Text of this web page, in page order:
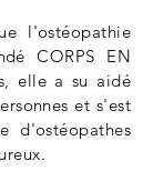
l'ostéopathie
CORPS EN
elle a su aidé
et s'est
d'ostéopathes